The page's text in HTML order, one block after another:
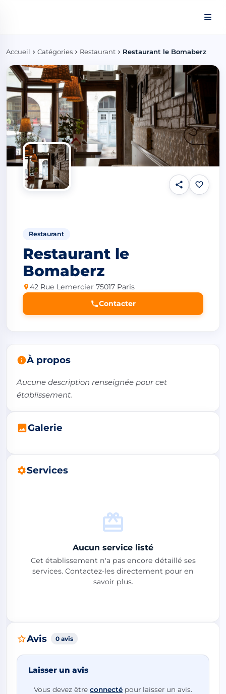
Accueil Catégories Restaurant Restaurant le Bomaberz
Restaurant
Restaurant le
Bomaberz
42 Rue Lemercier 75017 Paris
Contacter
À propos
Aucune description renseignée pour cet
établissement.
Galerie
Services
Aucun service listé
Cet établissement n'a pas encore détaillé ses
services. Contactez-les directement pour en
savoir plus.
Avis 0 avis
Laisser un avis
Vous devez être connecté pour laisser un avis.